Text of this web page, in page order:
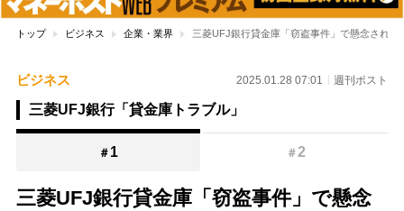
トップ ビジネス 企業・業界 三菱UFJ銀行貸金庫「窃盗事件」で懸念され
ビジネス 2025.01.28 07:01 週刊ポスト
三菱UFJ銀行「貸金庫トラブル」
＃ 1 ＃2
三菱UFJ銀行貸金庫「窃盗事件」で懸念